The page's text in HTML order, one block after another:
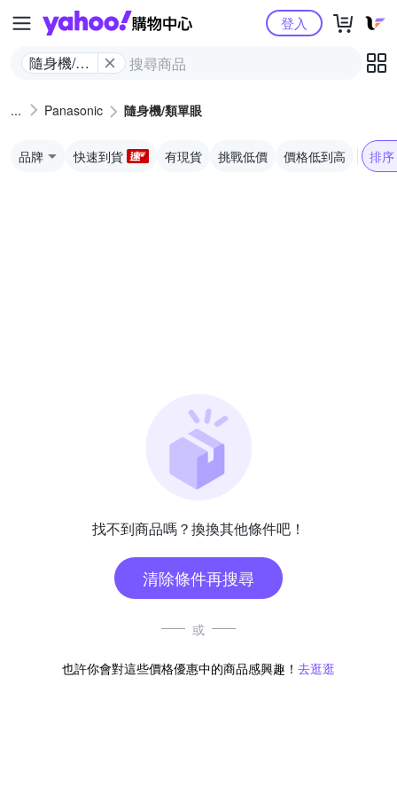
Yahoo購物中心
隨身機/類
登入
Panasonic 隨身機/類單眼
品牌 快速到貨 有現貨 挑戰低價 價格低到高 排序
找不到商品嗎？換換其他條件吧！
清除條件再搜尋
或
也許你會對這些價格優惠中的商品感興趣！ 去逛逛